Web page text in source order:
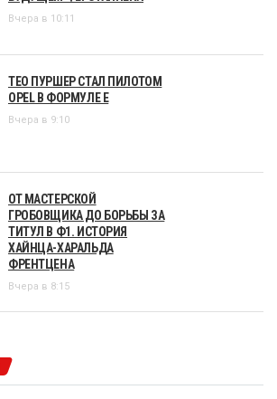
Вчера в 10:11
ТЕО ПУРШЕР СТАЛ ПИЛОТОМ
OPEL В ФОРМУЛЕ Е
Вчера в 9:10
ОТ МАСТЕРСКОЙ
ГРОБОВЩИКА ДО БОРЬБЫ ЗА
ТИТУЛ В Ф1. ИСТОРИЯ
ХАЙНЦА-ХАРАЛЬДА
ФРЕНТЦЕНА
Вчера в 8:15